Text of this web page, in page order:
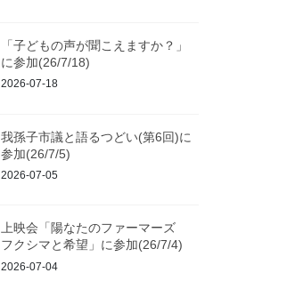
「子どもの声が聞こえますか？」
に参加(26/7/18)
2026-07-18
我孫子市議と語るつどい(第6回)に
参加(26/7/5)
2026-07-05
上映会「陽なたのファーマーズ
フクシマと希望」に参加(26/7/4)
2026-07-04